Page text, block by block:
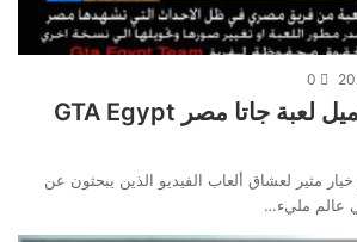
0
أفضل طريقة تحميل لعبة جاتا مصر GTA Egypt
مثير لعشاق ألعاب الفيديو الذين يبحثون عن
عالم مليء…